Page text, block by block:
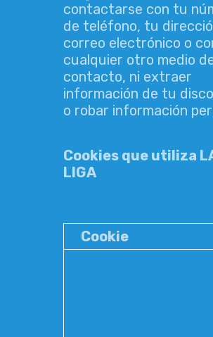
contactarse con tu
de teléfono, tu
correo electrónico o
cualquier otro medio
contacto, ni extraer
información de tu
o robar información
Cookies que utiliza
LIGA
Cookie